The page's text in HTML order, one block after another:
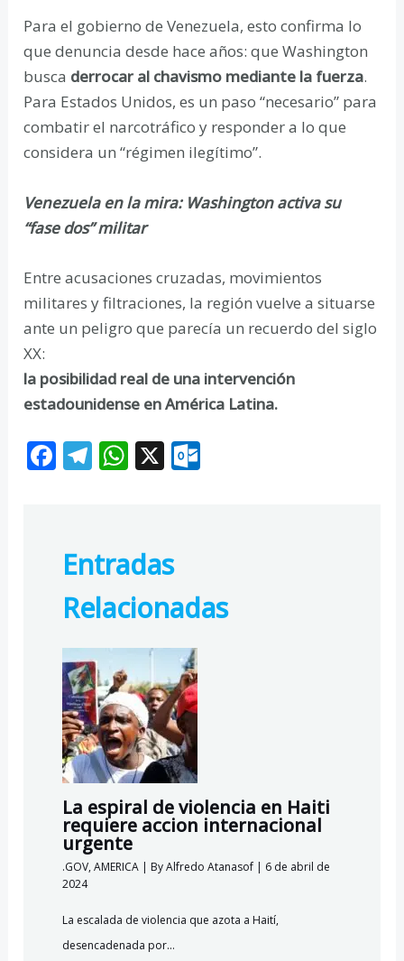
Para el gobierno de Venezuela, esto confirma lo
que denuncia desde hace años: que Washington
busca derrocar al chavismo mediante la fuerza.
Para Estados Unidos, es un paso “necesario” para
combatir el narcotráfico y responder a lo que
considera un “régimen ilegítimo”.
Venezuela en la mira: Washington activa su
“fase dos” militar
Entre acusaciones cruzadas, movimientos
militares y filtraciones, la región vuelve a situarse
ante un peligro que parecía un recuerdo del siglo
XX:
la posibilidad real de una intervención
estadounidense en América Latina.
F
o
o
k
T
a
m
W
s
A
p
p
X
c
o
Entradas
Relacionadas
La espiral de violencia en Haiti
requiere accion internacional
urgente
.GOV,AMERICA| ByAlfredo Atanasof | 6 de abril de
2024
La escalada de violencia que azota a Haití,
desencadenada por…